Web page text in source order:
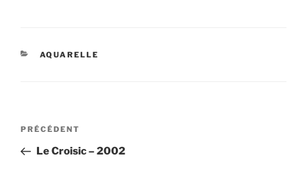
CATÉGORIES
AQUARELLE
Navigation
l’article
Article
précédent
PRÉCÉDENT
Le Croisic – 2002